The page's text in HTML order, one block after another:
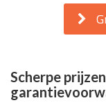
Scherpe